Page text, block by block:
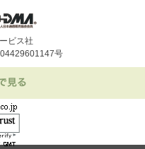
ビス社
号